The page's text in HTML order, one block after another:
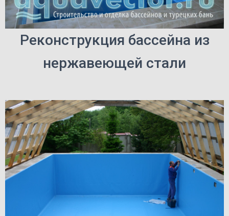
Реконструкция бассейна из
нержавеющей стали